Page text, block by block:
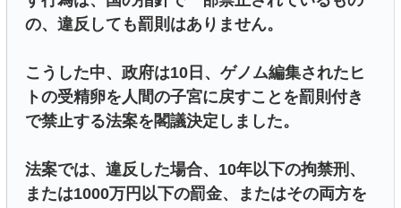
の、違反しても罰則はありません。
こうした中、政府は10日、ゲノム編集されたヒ
トの受精卵を人間の子宮に戻すことを罰則付き
で禁止する法案を閣議決定しました。
法案では、違反した場合、10年以下の拘禁刑、
または1000万円以下の罰金、またはその両方を